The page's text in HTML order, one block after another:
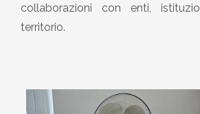
collaborazioni con enti,
territorio.